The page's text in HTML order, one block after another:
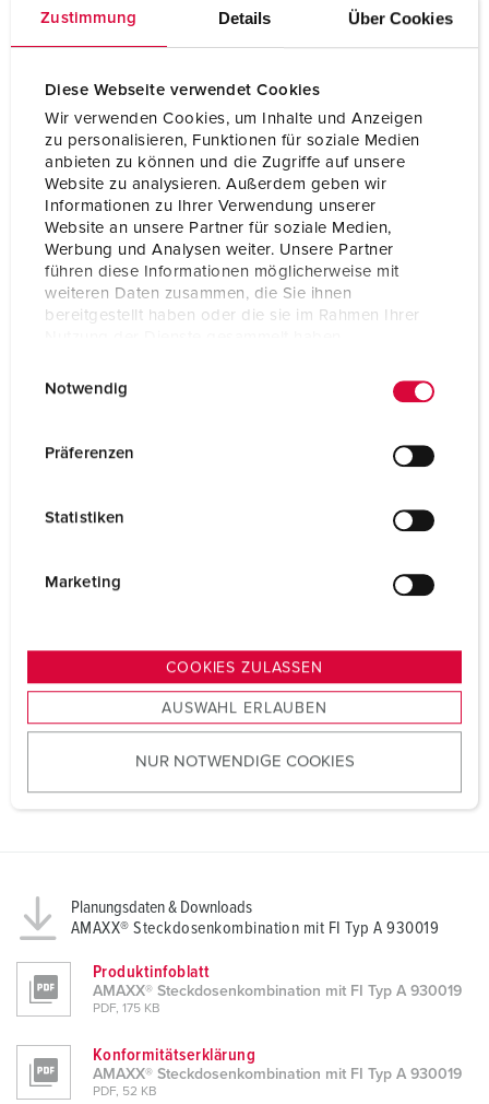
Zustimmung Details Über Cookies
Diese Webseite verwendet Cookies
Wir verwenden Cookies, um Inhalte und Anzeigen
zu personalisieren, Funktionen für soziale Medien
anbieten zu können und die Zugriffe auf unsere
Website zu analysieren. Außerdem geben wir
Informationen zu Ihrer Verwendung unserer
Website an unsere Partner für soziale Medien,
Werbung und Analysen weiter. Unsere Partner
führen diese Informationen möglicherweise mit
weiteren Daten zusammen, die Sie ihnen
bereitgestellt haben oder die sie im Rahmen Ihrer
s
u
w
Notwendig
Präferenzen
Statistiken
Marketing
COOKIES ZULASSEN
AUSWAHL ERLAUBEN
NUR NOTWENDIGE COOKIES
Gewicht 4960 g
Prüfzeichen EAC
Planungsdaten & Downloads
AMAXX® Steckdosenkombination mit FI Typ A 930019
Produktinfoblatt
AMAXX® Steckdosenkombination mit FI Typ A 930019
PDF, 175 KB
Konformitätserklärung
AMAXX® Steckdosenkombination mit FI Typ A 930019
PDF, 52 KB